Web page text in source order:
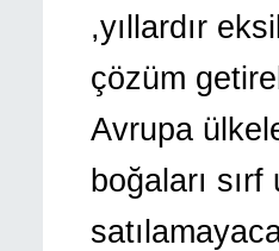
,yıllardır
çözüm
Avrupa
boğaları